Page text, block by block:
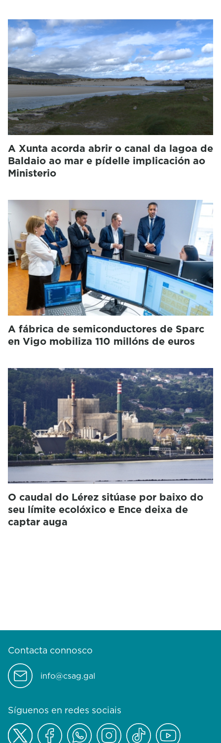
A Xunta acorda abrir o canal da lagoa de
Baldaio ao mar e pídelle implicación ao
Ministerio
A fábrica de semiconductores de Sparc
en Vigo mobiliza 110 millóns de euros
O caudal do Lérez sitúase por baixo do
seu límite ecolóxico e Ence deixa de
captar auga
Contacta connosco
info@csag.gal
Síguenos en redes sociais